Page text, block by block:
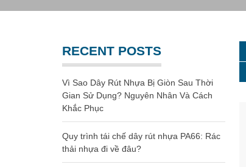
RECENT POSTS
Vì Sao Dây Rút Nhựa Bị Giòn Sau Thời
Gian Sử Dụng? Nguyên Nhân Và Cách
Khắc Phục
Quy trình tái chế dây rút nhựa PA66: Rác
thải nhựa đi về đâu?